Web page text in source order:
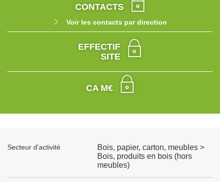
CONTACTS
Voir les contacts par direction
EFFECTIF
SITE
CA M€
Secteur d'activité
Bois, papier, carton, meubles >
Bois, produits en bois (hors
meubles)